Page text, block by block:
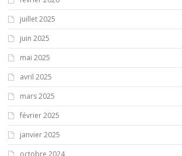
juillet 2025
juin 2025
mai 2025
avril 2025
mars 2025
février 2025
janvier 2025
octobre 2024